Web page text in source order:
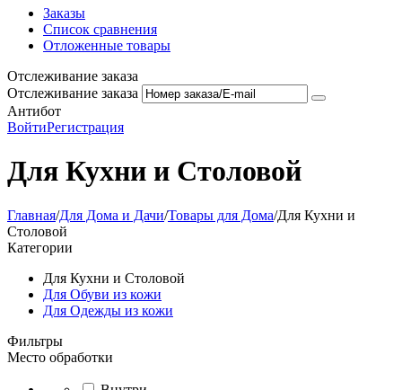
Заказы
Список сравнения
Отложенные товары
Отслеживание заказа
Отслеживание заказа
Антибот
ВойтиРегистрация
Для Кухни и Столовой
Главная/Для Дома и Дачи/Товары для Дома/Для Кухни и
Столовой
Категории
Для Кухни и Столовой
Для Обуви из кожи
Для Одежды из кожи
Фильтры
Место обработки